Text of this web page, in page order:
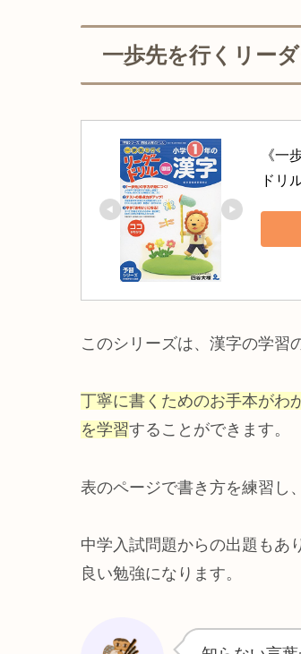
一歩先を行くリー
《一
ドリ
このシリーズは、漢字の学習
丁寧に書くためのお手本がわ
を学習することができます。
表のページで書き方を練習し
中学入試問題からの出題もあ
良い勉強になります。